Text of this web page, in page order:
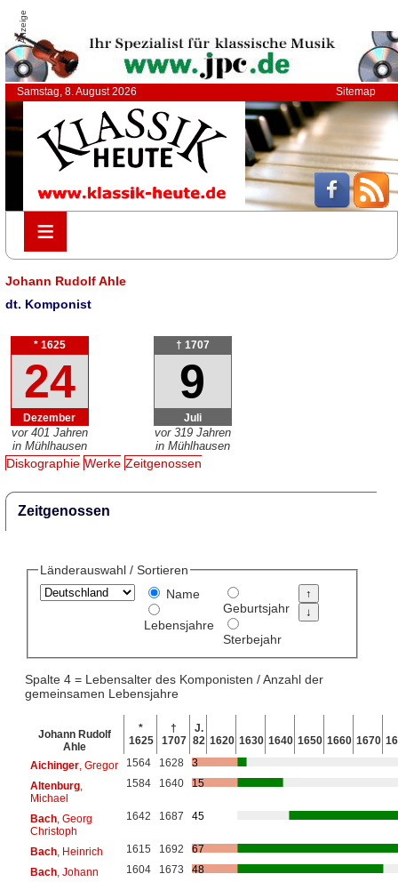
Anzeige
Samstag, 8. August 2026 Sitemap
≡
≡
Johann Rudolf Ahle
dt. Komponist
* 1625
24
Dezember
vor 401 Jahren
in Mühlhausen
† 1707
9
Juli
vor 319 Jahren
in Mühlhausen
Diskographie Werke Zeitgenossen
Zeitgenossen
Länderauswahl / Sortieren
Name
Lebensjahre
Geburtsjahr
Sterbejahr
Spalte 4 = Lebensalter des Komponisten / Anzahl der
gemeinsamen Lebensjahre
Johann Rudolf
Ahle
*
1625
†
1707
J.
82 1620 1630 1640 1650 1660 1670
Aichinger, Gregor 1564 1628
3
Altenburg,
Michael
1584 1640 15
Bach, Georg
Christoph
1642 1687 45
Bach, Heinrich 1615 1692
67
Bach, Johann 1604 1673
48